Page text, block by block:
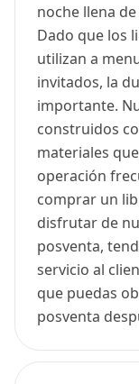
noche llena
Dado que los
utilizan a
invitados, la
importante.
construidos
materiales
operación
comprar un
disfrutar de
posventa,
servicio al
que puedas
posventa